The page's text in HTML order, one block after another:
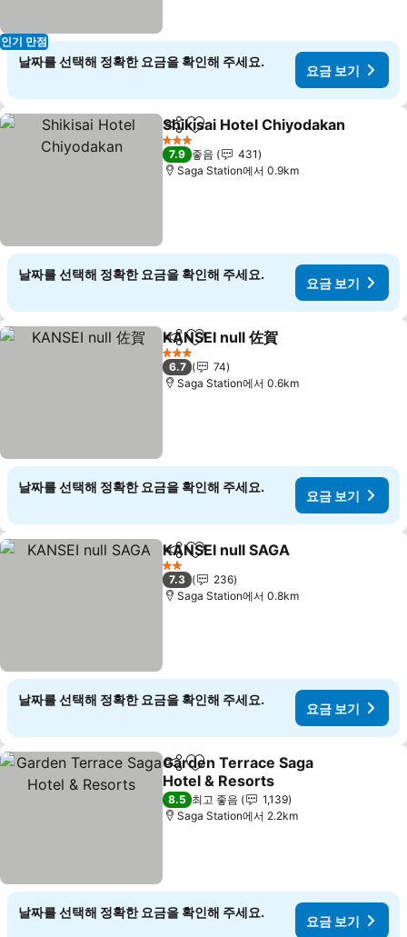
인기 만점
날짜를 선택해 정확한 요금을 확인해 주세요.
요금 보기
공유 즐겨찾기에 추가
Shikisai Hotel Chiyodakan
3 성급
7.9 좋음
431
Saga Station에서 0.9km
날짜를 선택해 정확한 요금을 확인해 주세요.
요금 보기
공유 즐겨찾기에 추가
KANSEI null 佐賀
3 성급
6.7
74
Saga Station에서 0.6km
날짜를 선택해 정확한 요금을 확인해 주세요.
요금 보기
공유 즐겨찾기에 추가
KANSEI null SAGA
2 성급
7.3
236
Saga Station에서 0.8km
날짜를 선택해 정확한 요금을 확인해 주세요.
요금 보기
공유 즐겨찾기에 추가
Garden Terrace Saga
Hotel & Resorts
요금 보기
8.5 최고 좋음
1,139
Saga Station에서 2.2km
날짜를 선택해 정확한 요금을 확인해 주세요.
요금 보기